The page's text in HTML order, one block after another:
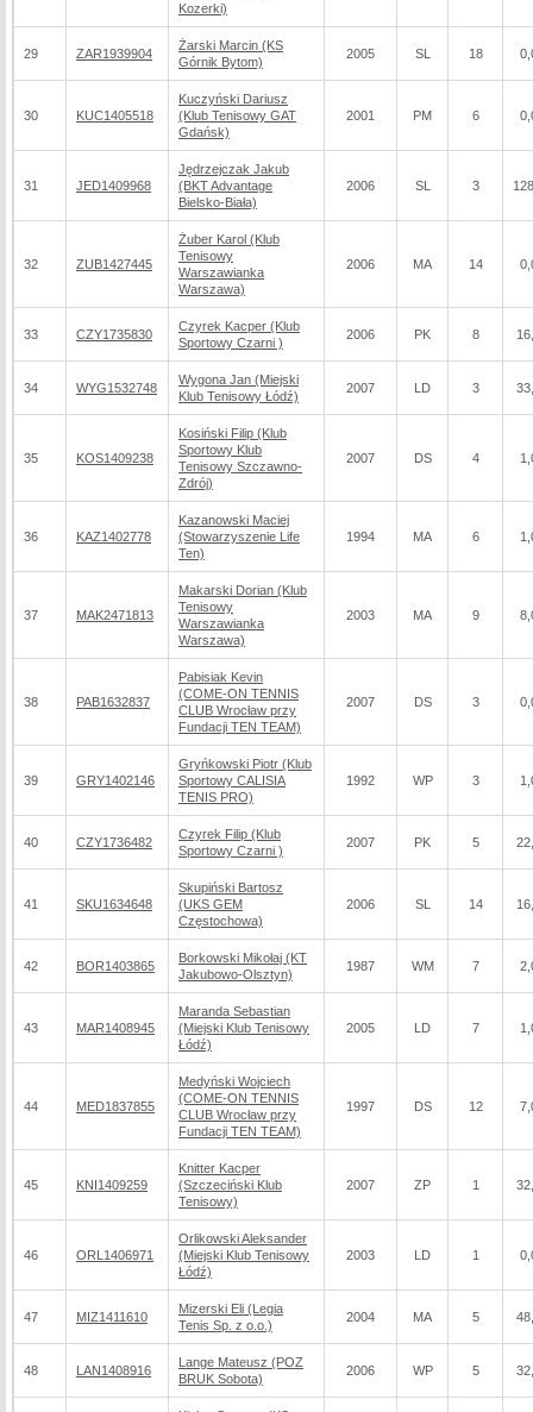
Kozerki)
29 ZAR1939904
Żarski Marcin (KS
Górnik Bytom)
2005 SL 18
30 KUC1405518
Kuczyński Dariusz
(Klub Tenisowy GAT
Gdańsk)
2001 PM 6
31 JED1409968
Jędrzejczak Jakub
(BKT Advantage
Bielsko-Biała)
2006 SL 3
32 ZUB1427445
Żuber Karol (Klub
Tenisowy
Warszawianka
Warszawa)
2006 MA 14
33 CZY1735830
Czyrek Kacper (Klub
Sportowy Czarni )
2006 PK 8
34 WYG1532748
Wygona Jan (Miejski
Klub Tenisowy Łódź)
2007 LD 3
35 KOS1409238
Kosiński Filip (Klub
Sportowy Klub
Tenisowy Szczawno-
Zdrój)
2007 DS 4
36 KAZ1402778
Kazanowski Maciej
(Stowarzyszenie Life
Ten)
1994 MA 6
37 MAK2471813
Makarski Dorian (Klub
Tenisowy
Warszawianka
Warszawa)
2003 MA 9
38 PAB1632837
Pabisiak Kevin
(COME-ON TENNIS
CLUB Wrocław przy
Fundacji TEN TEAM)
2007 DS 3
39 GRY1402146
Gryńkowski Piotr (Klub
Sportowy CALISIA
TENIS PRO)
1992 WP 3
40 CZY1736482
Czyrek Filip (Klub
Sportowy Czarni )
2007 PK 5
41 SKU1634648
Skupiński Bartosz
(UKS GEM
Częstochowa)
2006 SL 14
42 BOR1403865
Borkowski Mikołaj (KT
Jakubowo-Olsztyn)
1987 WM 7
43 MAR1408945
Maranda Sebastian
(Miejski Klub Tenisowy
Łódź)
2005 LD 7
44 MED1837855
Medyński Wojciech
(COME-ON TENNIS
CLUB Wrocław przy
Fundacji TEN TEAM)
1997 DS 12
45 KNI1409259
Knitter Kacper
(Szczeciński Klub
Tenisowy)
2007 ZP 1
46 ORL1406971
Orlikowski Aleksander
(Miejski Klub Tenisowy
Łódź)
2003 LD 1
47 MIZ1411610
Mizerski Eli (Legia
Tenis Sp. z o.o.)
2004 MA 5
48 LAN1408916
Lange Mateusz (POZ
BRUK Sobota)
2006 WP 5